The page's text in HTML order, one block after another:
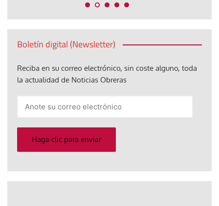
Boletín digital (Newsletter)
Reciba en su correo electrónico, sin coste alguno, toda
la actualidad de Noticias Obreras
electrónico
Haga clic para enviar